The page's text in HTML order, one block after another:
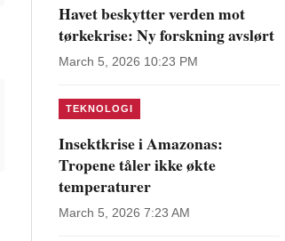
Havet beskytter verden mot
tørkekrise: Ny forskning avslørt
March 5, 2026 10:23 PM
TEKNOLOGI
Insektkrise i Amazonas:
Tropene tåler ikke økte
temperaturer
March 5, 2026 7:23 AM